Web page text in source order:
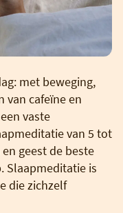
met beweging,
van cafeïne en
vaste
van 5 tot
geest de beste
Slaapmeditatie is
die zichzelf